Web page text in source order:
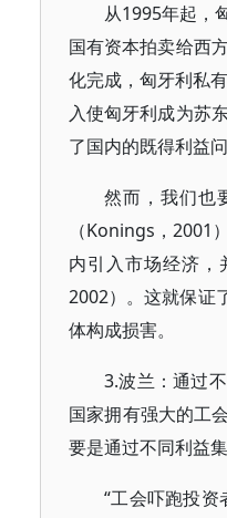
从1995年起，
国有资本拍卖给西
化完成，匈牙利私
入使匈牙利成为苏
了国内的既得利益
然而，我们也
（Konings，2001
内引入市场经济，
2002）。这就保证
体构成损害。
3.波兰：通过
国家拥有强大的工
要是通过不同利益
“工会吓跑投